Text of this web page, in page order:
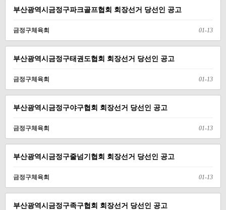
부산광역시금정구파크골프협회 회장선거 당선인 공고
금정구체육회 01-13
부산광역시금정구태권도협회 회장선거 당선인 공고
금정구체육회 01-13
부산광역시금정구야구협회 회장선거 당선인 공고
금정구체육회 01-13
부산광역시금정구줄넘기협회 회장선거 당선인 공고
금정구체육회 01-13
부산광역시금정구족구협회 회장선거 당선인 공고